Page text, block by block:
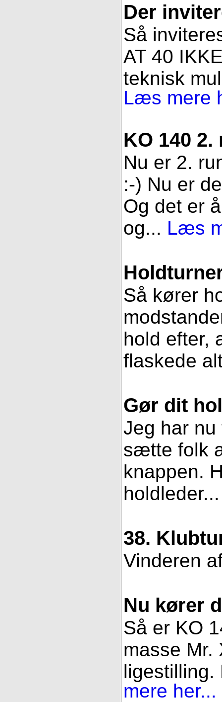
Der
Så
AT 40
teknisk
Læs mere
KO 140 2.
Nu er 2.
:-) Nu er
Og det er
og... Læs
Så kører
hold efter,
flaskede
Gør dit
Jeg har
sætte folk
knappen.
38.
Vinderen
Nu kører
Så er KO
masse Mr.
mere her...